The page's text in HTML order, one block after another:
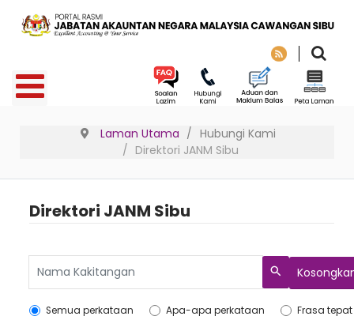
Laman Utama
Hubungi Kami
Direktori JANM Sibu
Direktori JANM Sibu
Search
Semua perkataan Apa-apa perkataan Frasa tepat